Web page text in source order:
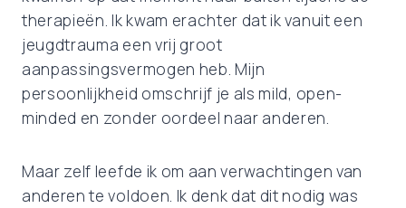
therapieën. Ik kwam erachter dat ik vanuit een
jeugdtrauma een vrij groot
aanpassingsvermogen heb. Mijn
persoonlijkheid omschrijf je als mild, open-
minded en zonder oordeel naar anderen.
Maar zelf leefde ik om aan verwachtingen van
anderen te voldoen. Ik denk dat dit nodig was